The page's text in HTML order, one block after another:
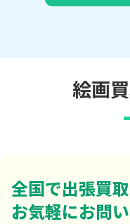
絵画
全国で出張買
お気軽にお問